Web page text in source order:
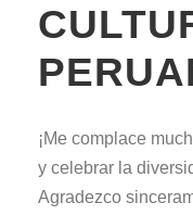
¡Me complace
y celebrar la
Agradezco